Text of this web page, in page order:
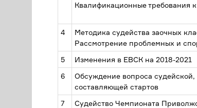
Квалификационные требования
4
Методика судейства заочных
Рассмотрение проблемных и
5 Изменения в ЕВСК на 2018-2021
6
Обсуждение вопроса
составляющей стартов
7
Судейство Чемпионата